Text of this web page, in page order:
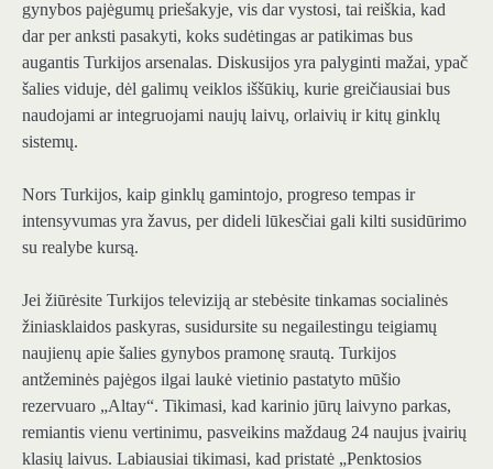
gynybos pajėgumų priešakyje, vis dar vystosi, tai reiškia, kad
dar per anksti pasakyti, koks sudėtingas ar patikimas bus
augantis Turkijos arsenalas. Diskusijos yra palyginti mažai, ypač
šalies viduje, dėl galimų veiklos iššūkių, kurie greičiausiai bus
naudojami ar integruojami naujų laivų, orlaivių ir kitų ginklų
sistemų.
Nors Turkijos, kaip ginklų gamintojo, progreso tempas ir
intensyvumas yra žavus, per dideli lūkesčiai gali kilti susidūrimo
su realybe kursą.
Jei žiūrėsite Turkijos televiziją ar stebėsite tinkamas socialinės
žiniasklaidos paskyras, susidursite su negailestingu teigiamų
naujienų apie šalies gynybos pramonę srautą. Turkijos
antžeminės pajėgos ilgai laukė vietinio pastatyto mūšio
rezervuaro „Altay“. Tikimasi, kad karinio jūrų laivyno parkas,
remiantis vienu vertinimu, pasveikins maždaug 24 naujus įvairių
klasių laivus. Labiausiai tikimasi, kad pristatė „Penktosios